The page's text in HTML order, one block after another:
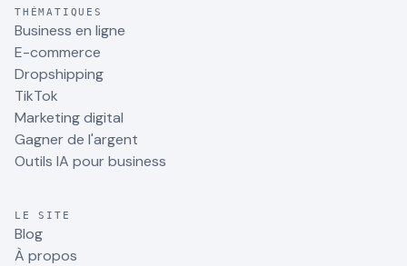
THÉMATIQUES
Business en ligne
E-commerce
Dropshipping
TikTok
Marketing digital
Gagner de l'argent
Outils IA pour business
LE SITE
Blog
À propos